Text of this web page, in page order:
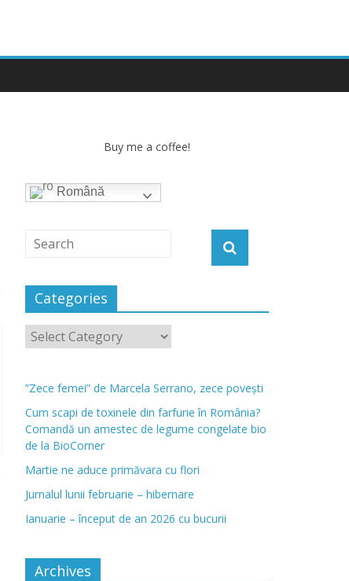
Buy me a coffee!
Română
Categories
”Zece femei” de Marcela Serrano, zece povești
Cum scapi de toxinele din farfurie în România?
Comandă un amestec de legume congelate bio
de la BioCorner
Martie ne aduce primăvara cu flori
Jurnalul lunii februarie – hibernare
Ianuarie – început de an 2026 cu bucurii
Archives